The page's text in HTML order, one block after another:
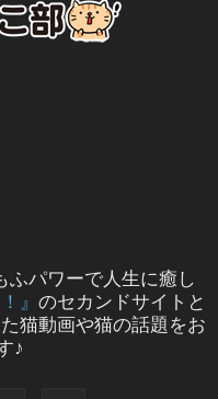
ふパワーで人生に癒し
』 のセカンドサイトと
猫動画や猫の話題をお
♪